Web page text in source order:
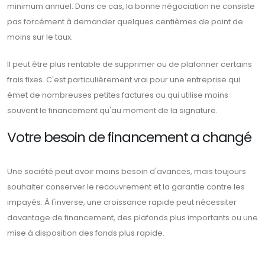
minimum annuel. Dans ce cas, la bonne négociation ne consiste
pas forcément à demander quelques centièmes de point de
moins sur le taux.
Il peut être plus rentable de supprimer ou de plafonner certains
frais fixes. C'est particulièrement vrai pour une entreprise qui
émet de nombreuses petites factures ou qui utilise moins
souvent le financement qu'au moment de la signature.
Votre besoin de financement a changé
Une société peut avoir moins besoin d'avances, mais toujours
souhaiter conserver le recouvrement et la garantie contre les
impayés. À l'inverse, une croissance rapide peut nécessiter
davantage de financement, des plafonds plus importants ou une
mise à disposition des fonds plus rapide.